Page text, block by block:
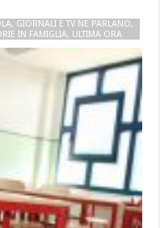
, GIORNALI E TV NE PARLANO,
IN FAMIGLIA, ULTIMA ORA